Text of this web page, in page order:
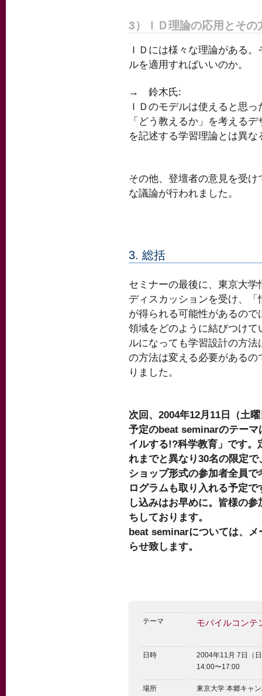
3）ＩＤ理論の応用とその
ＩＤには様々な理論がある
ルを適用すればいいのか。
→ 鈴木氏:
ＩＤのモデルは使えると思
「どう教えるか」を考える
を記述する学習理論とは異
その他、登壇者の意見を受
な議論が行われました。
3. 総括
セミナーの最後に、東京大
ディスカッションを受け、
が得られる可能性があるの
領域をどのように結びつけ
ルになっても学習設計の方
の方法は変える必要がある
りました。
次回、2004年12月11日（土
予定のbeat seminarのテーマ
イルする!?科学教育」です。
れまでと異なり30名の限定で
ショップ形式の参加者全員で
ログラムも取り入れる予定で
し込みはお早めに。皆様の参
ちしております。
beat seminarについては、
らせ致します。
テーマ モバイルコンテ
日時
2004年11月 7日（
14:00〜17:00
場所
東京大学 本郷キャ